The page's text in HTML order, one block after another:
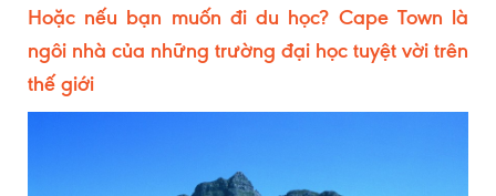
Hoặc nếu bạn muốn đi du học? Cape Town là
ngôi nhà của những trường đại học tuyệt vời trên
thế giới